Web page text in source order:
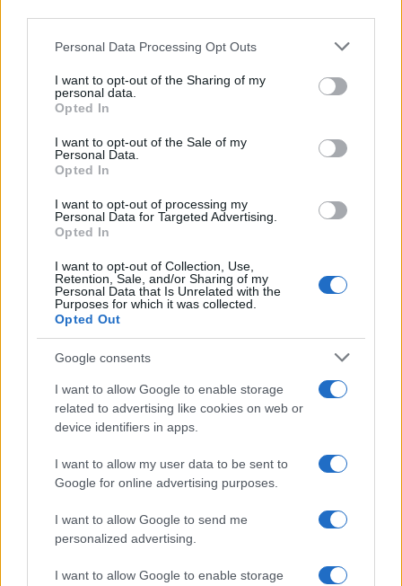
Please note that this website/app uses one or more Google
not limited to your visit or usage behaviour. You may click to
grant or deny consent to Google and its third-party tags to
use your data for below specified purposes in below Google
consent section.
Personal Data Processing Opt Outs
I want to opt-out of the Sharing of my
personal data.
Opted In
I want to opt-out of the Sale of my
Personal Data.
Opted In
I want to opt-out of processing my
Personal Data for Targeted Advertising.
Opted In
I want to opt-out of Collection, Use,
Retention, Sale, and/or Sharing of my
Personal Data that Is Unrelated with the
Purposes for which it was collected.
Opted Out
Google consents
I want to allow Google to enable storage
related to advertising like cookies on web or
device identifiers in apps.
I want to allow my user data to be sent to
Google for online advertising purposes.
I want to allow Google to send me
personalized advertising.
I want to allow Google to enable storage
Continua a leggere
NERD NEWS